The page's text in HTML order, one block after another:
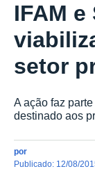
IFAM e
setor
A ação faz
destinado aos
por
publicado: 12/08/